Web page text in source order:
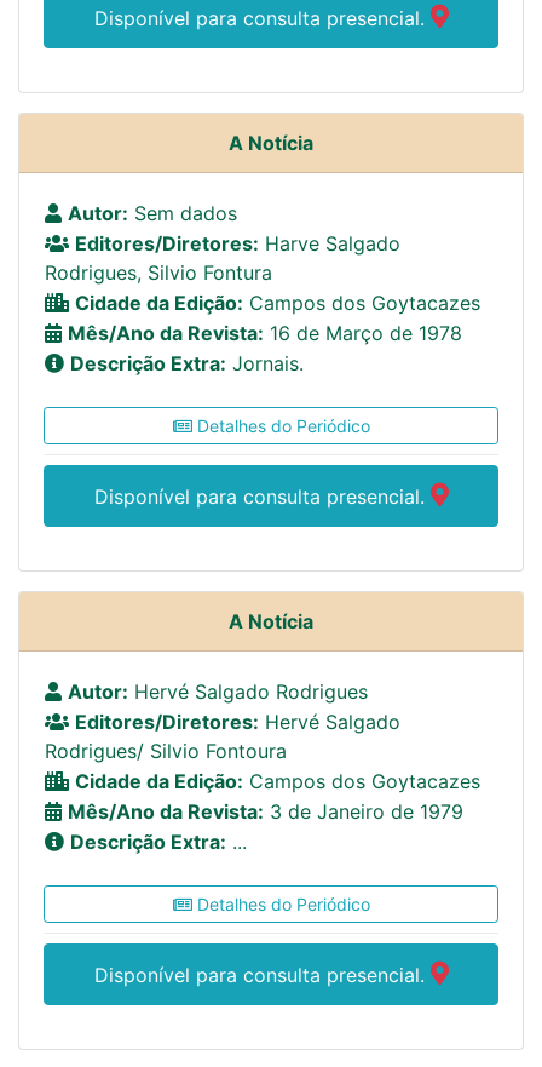
Disponível para consulta presencial.
A Notícia
Autor: Sem dados
Editores/Diretores: Harve Salgado
Rodrigues, Silvio Fontura
Cidade da Edição: Campos dos Goytacazes
Mês/Ano da Revista: 16 de Março de 1978
Descrição Extra: Jornais.
Detalhes do Periódico
Disponível para consulta presencial.
A Notícia
Autor: Hervé Salgado Rodrigues
Editores/Diretores: Hervé Salgado
Rodrigues/ Silvio Fontoura
Cidade da Edição: Campos dos Goytacazes
Mês/Ano da Revista: 3 de Janeiro de 1979
Descrição Extra: ...
Detalhes do Periódico
Disponível para consulta presencial.